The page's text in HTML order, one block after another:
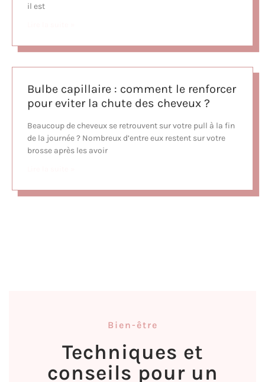
il est
Bulbe capillaire : comment le renforcer
pour eviter la chute des cheveux ?
Beaucoup de cheveux se retrouvent sur votre pull à la fin
de la journée ? Nombreux d’entre eux restent sur votre
brosse après les avoir
Bien-être
Techniques et
conseils pour un